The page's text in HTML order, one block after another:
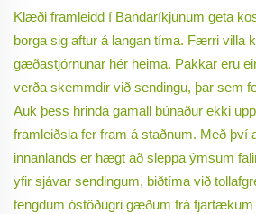
Klæði framleidd í Bandaríkjunum geta
borga sig aftur á langan tíma. Færri villa
gæðastjórnunar hér heima. Pakkar eru
verða skemmdir við sendingu, þar sem
Auk þess hrinda gamall búnaður ekki
framleiðsla fer fram á staðnum. Með því
innanlands er hægt að sleppa ýmsum
yfir sjávar sendingum, biðtíma við
tengdum óstöðugri gæðum frá